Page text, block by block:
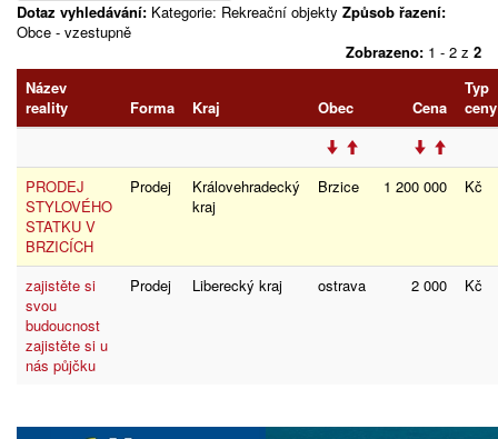
Dotaz vyhledávání: Kategorie: Rekreační objekty Způsob řazení:
Obce - vzestupně
Zobrazeno: 1 - 2 z 2
Název
reality
Forma Kraj Obec Cena
Typ
ceny
PRODEJ
STYLOVÉHO
STATKU V
BRZICÍCH
Prodej
Královehradecký
kraj
Brzice 1 200 000 Kč
zajistěte si
svou
budoucnost
zajistěte si u
nás půjčku
Prodej Liberecký kraj ostrava 2 000 Kč